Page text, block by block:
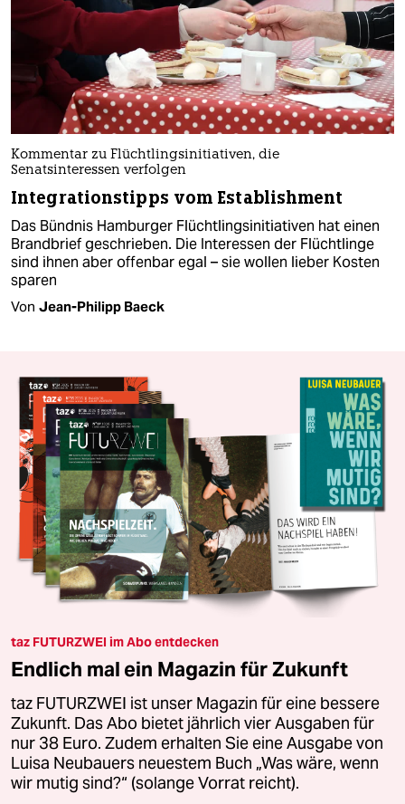
Kommentar zu Flüchtlingsinitiativen, die
Senatsinteressen verfolgen
Integrationstipps vom Establishment
Das Bündnis Hamburger Flüchtlingsinitiativen hat einen
Brandbrief geschrieben. Die Interessen der Flüchtlinge
sind ihnen aber offenbar egal – sie wollen lieber Kosten
sparen
Von Jean-Philipp Baeck
taz FUTURZWEI im Abo entdecken
Endlich mal ein Magazin für Zukunft
taz FUTURZWEI ist unser Magazin für eine bessere
Zukunft. Das Abo bietet jährlich vier Ausgaben für
nur 38 Euro. Zudem erhalten Sie eine Ausgabe von
Luisa Neubauers neuestem Buch „Was wäre, wenn
wir mutig sind?“ (solange Vorrat reicht).